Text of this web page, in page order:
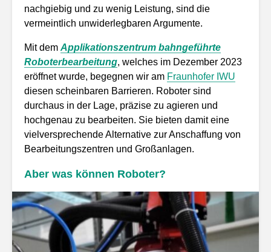
nachgiebig und zu wenig Leistung, sind die
vermeintlich unwiderlegbaren Argumente.
Mit dem Applikationszentrum bahngeführte
Roboterbearbeitung, welches im Dezember 2023
eröffnet wurde, begegnen wir am Fraunhofer IWU
diesen scheinbaren Barrieren. Roboter sind
durchaus in der Lage, präzise zu agieren und
hochgenau zu bearbeiten. Sie bieten damit eine
vielversprechende Alternative zur Anschaffung von
Bearbeitungszentren und Großanlagen.
Aber was können Roboter?